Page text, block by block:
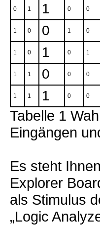
0 1 1 0 0
1 0 0 1 0
1 0 1 0 1
1 1 0 0 0
1 1 1 0 0
Tabelle 1
Eingängen
Es steht
Explorer
als Stimulus
„Logic